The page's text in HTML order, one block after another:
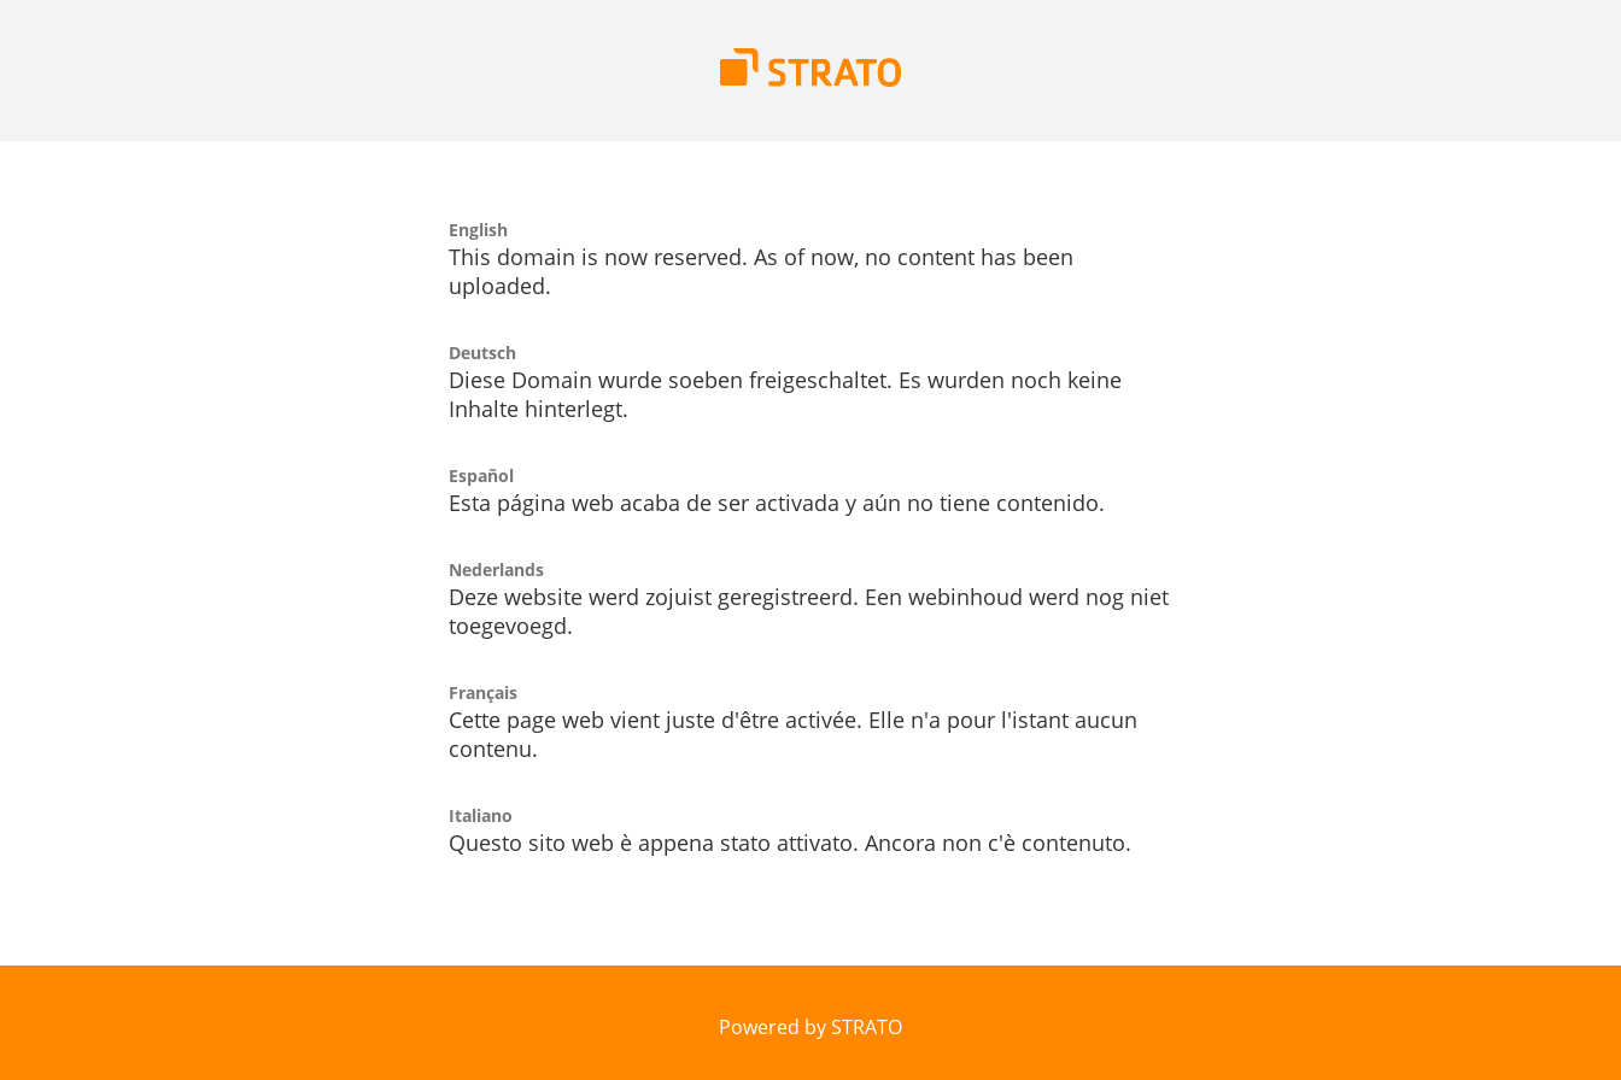
English
This domain is now reserved. As of now, no content has been
uploaded.
Deutsch
Diese Domain wurde soeben freigeschaltet. Es wurden noch keine
Inhalte hinterlegt.
Español
Esta página web acaba de ser activada y aún no tiene contenido.
Nederlands
Deze website werd zojuist geregistreerd. Een webinhoud werd nog niet
toegevoegd.
Français
Cette page web vient juste d'être activée. Elle n'a pour l'istant aucun
contenu.
Italiano
Questo sito web è appena stato attivato. Ancora non c'è contenuto.
Powered by STRATO